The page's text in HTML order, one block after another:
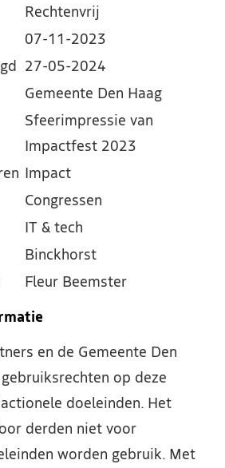
Rechtenvrij
07-11-2023
27-05-2024
Gemeente Den Haag
Sfeerimpressie van
Impactfest 2023
Impact
Congressen
IT & tech
Binckhorst
Fleur Beemster
en de Gemeente Den
op deze
doeleinden. Het
derden niet voor
worden gebruik. Met